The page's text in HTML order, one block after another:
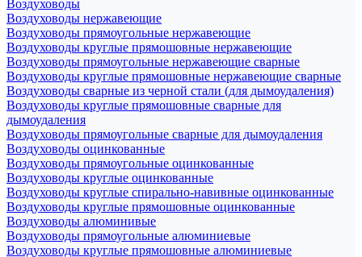
Воздуховоды
Воздуховоды нержавеющие
Воздуховоды прямоугольные нержавеющие
Воздуховоды круглые прямошовные нержавеющие
Воздуховоды прямоугольные нержавеющие сварные
Воздуховоды круглые прямошовные нержавеющие сварные
Воздуховоды сварные из черной стали (для дымоудаления)
Воздуховоды круглые прямошовные сварные для
дымоудаления
Воздуховоды прямоугольные сварные для дымоудаления
Воздуховоды оцинкованные
Воздуховоды прямоугольные оцинкованные
Воздуховоды круглые оцинкованные
Воздуховоды круглые спирально-навивные оцинкованные
Воздуховоды круглые прямошовные оцинкованные
Воздуховоды алюминивые
Воздуховоды прямоугольные алюминиевые
Воздуховоды круглые прямошовные алюминиевые